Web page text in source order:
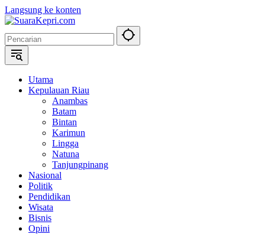
Langsung ke konten
Utama
Kepulauan Riau
Anambas
Batam
Bintan
Karimun
Lingga
Natuna
Tanjungpinang
Nasional
Politik
Pendidikan
Wisata
Bisnis
Opini